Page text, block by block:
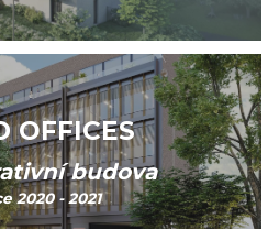
OFFICES
budova
2020 - 2021